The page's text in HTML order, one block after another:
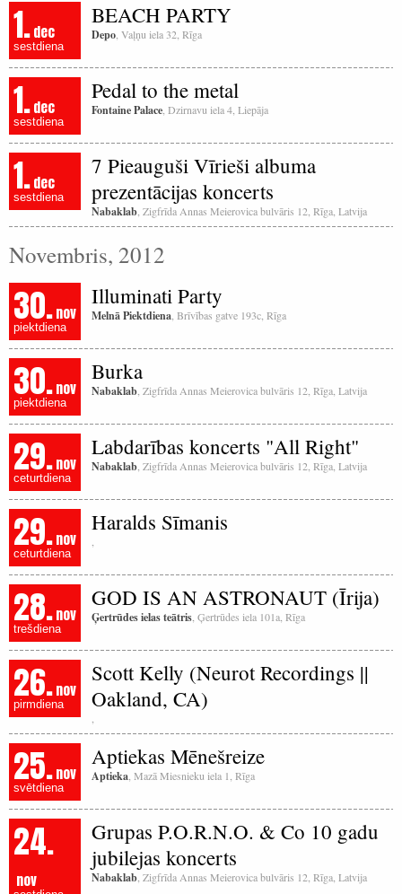
1.dec
sestdiena
BEACH PARTY
Depo , Vaļņu iela 32, Rīga
1.dec
sestdiena
Pedal to the metal
Fontaine Palace , Dzirnavu iela 4, Liepāja
1.dec
sestdiena
7 Pieauguši Vīrieši albuma
prezentācijas koncerts
Nabaklab , Zigfrīda Annas Meierovica bulvāris 12, Rīga, Latvija
Novembris, 2012
30.nov
piektdiena
Illuminati Party
Melnā Piektdiena , Brīvības gatve 193c, Rīga
30.nov
piektdiena
Burka
Nabaklab , Zigfrīda Annas Meierovica bulvāris 12, Rīga, Latvija
29.nov
ceturtdiena
Labdarības koncerts "All Right"
Nabaklab , Zigfrīda Annas Meierovica bulvāris 12, Rīga, Latvija
29.nov
ceturtdiena
Haralds Sīmanis
28.nov
trešdiena
GOD IS AN ASTRONAUT (Īrija)
Ģertrūdes ielas teātris , Ģertrūdes iela 101a, Rīga
26.nov
pirmdiena
Scott Kelly (Neurot Recordings ||
Oakland, CA)
25.nov
svētdiena
Aptiekas Mēnešreize
Aptieka , Mazā Miesnieku iela 1, Rīga
24.
nov
Grupas P.O.R.N.O. & Co 10 gadu
jubilejas koncerts
Nabaklab , Zigfrīda Annas Meierovica bulvāris 12, Rīga, Latvija